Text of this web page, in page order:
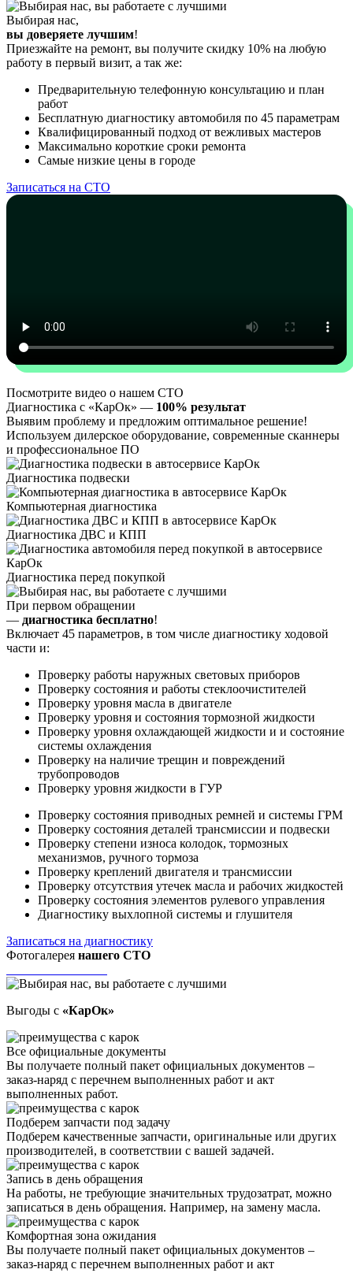
Выбирая нас,
вы доверяете лучшим!
Приезжайте на ремонт, вы получите скидку 10% на любую
работу в первый визит, а так же:
Предварительную телефонную консультацию и план
работ
Бесплатную диагностику автомобиля по 45 параметрам
Квалифицированный подход от вежливых мастеров
Максимально короткие сроки ремонта
Самые низкие цены в городе
Записаться на СТО
Посмотрите видео о нашем СТО
Диагностика с «КарОк» — 100% результат
Выявим проблему и предложим оптимальное решение!
Используем дилерское оборудование, современные сканнеры
и профессиональное ПО
Диагностика подвески
Компьютерная диагностика
Диагностика ДВС и КПП
Диагностика перед покупкой
При первом обращении
— диагностика бесплатно!
Включает 45 параметров, в том числе диагностику ходовой
части и:
Проверку работы наружных световых приборов
Проверку состояния и работы стеклоочистителей
Проверку уровня масла в двигателе
Проверку уровня и состояния тормозной жидкости
Проверку уровня охлаждающей жидкости и и состояние
системы охлаждения
Проверку на наличие трещин и повреждений
трубопроводов
Проверку уровня жидкости в ГУР
Проверку состояния приводных ремней и системы ГРМ
Проверку состояния деталей трансмиссии и подвески
Проверку степени износа колодок, тормозных
механизмов, ручного тормоза
Проверку креплений двигателя и трансмиссии
Проверку отсутствия утечек масла и рабочих жидкостей
Проверку состояния элементов рулевого управления
Диагностику выхлопной системы и глушителя
Записаться на диагностику
Фотогалерея нашего СТО
Выгоды с «КарОк»
Все официальные документы
Вы получаете полный пакет официальных документов –
заказ-наряд с перечнем выполненных работ и акт
выполненных работ.
Подберем запчасти под задачу
Подберем качественные запчасти, оригинальные или других
производителей, в соответствии с вашей задачей.
Запись в день обращения
На работы, не требующие значительных трудозатрат, можно
записаться в день обращения. Например, на замену масла.
Комфортная зона ожидания
Вы получаете полный пакет официальных документов –
заказ-наряд с перечнем выполненных работ и акт